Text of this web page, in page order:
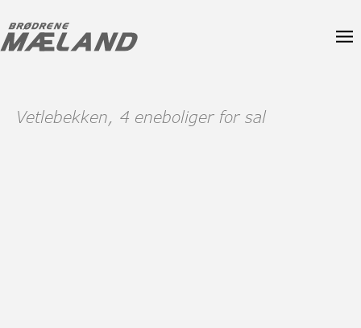
Vetlebekken, 4 eneboliger for sal